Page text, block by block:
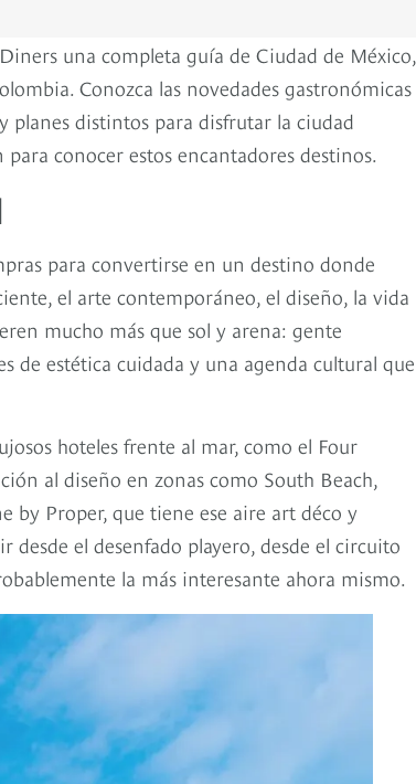
una completa guía de Ciudad de México,
Conozca las novedades gastronómicas
planes distintos para disfrutar la ciudad
conocer estos encantadores destinos.
para convertirse en un destino donde
el arte contemporáneo, el diseño, la vida
mucho más que sol y arena: gente
de estética cuidada y una agenda cultural que
hoteles frente al mar, como el Four
al diseño en zonas como South Beach,
by Proper, que tiene ese aire art déco y
el desenfado playero, desde el circuito
la más interesante ahora mismo.